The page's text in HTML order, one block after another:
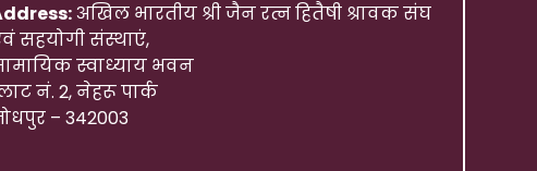
अखिल भारतीय श्री जैन रत्न हितैषी श्रावक संघ
सहयोगी संस्थाएं,
स्वाध्याय भवन
नं. 2, नेहरू पार्क
– 342003